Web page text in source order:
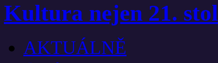
Kultura nejen 21.
AKTUÁLNĚ